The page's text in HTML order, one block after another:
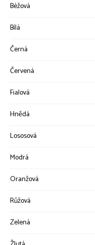
Béžová
Bílá
Černá
Červená
Fialová
Hnědá
Lososová
Modrá
Oranžová
Růžová
Zelená